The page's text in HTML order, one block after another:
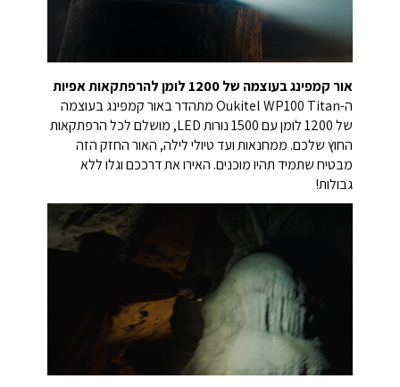
אור קמפינג בעוצמה של 1200 לומן להרפתקאות אפיות
ה-Oukitel WP100 Titan מתהדר באור קמפינג בעוצמה
של 1200 לומן עם 1500 נורות LED, מושלם לכל הרפתקאות
החוץ שלכם. ממחנאות ועד טיולי לילה, האור החזק הזה
מבטיח שתמיד תהיו מוכנים. האירו את דרככם וגלו ללא
גבולות!